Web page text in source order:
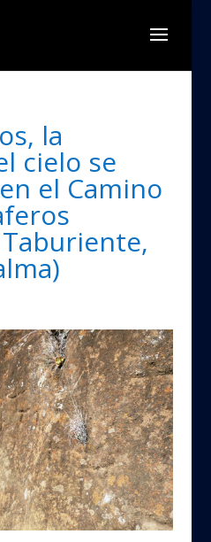
la
cielo se
el Camino